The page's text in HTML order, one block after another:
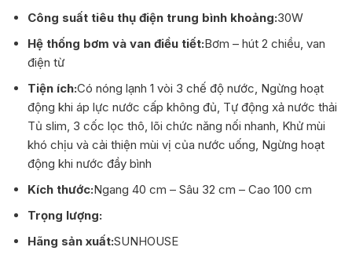
Công suất tiêu thụ điện trung bình khoảng:30W
Hệ thống bơm và van điều tiết:Bơm – hút 2 chiều, van
điện từ
Tiện ích:Có nóng lạnh 1 vòi 3 chế độ nước, Ngừng hoạt
động khi áp lực nước cấp không đủ, Tự động xả nước thải
Tủ slim, 3 cốc lọc thô, lõi chức năng nối nhanh, Khử mùi
khó chịu và cải thiện mùi vị của nước uống, Ngừng hoạt
động khi nước đầy bình
Kích thước:Ngang 40 cm – Sâu 32 cm – Cao 100 cm
Trọng lượng:
Hãng sản xuất:SUNHOUSE